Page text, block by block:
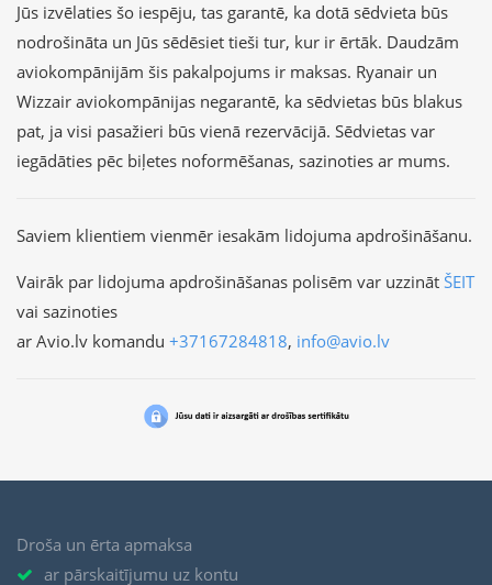
Jūs izvēlaties šo iespēju, tas garantē, ka dotā sēdvieta būs
nodrošināta un Jūs sēdēsiet tieši tur, kur ir ērtāk. Daudzām
aviokompānijām šis pakalpojums ir maksas. Ryanair un
Wizzair aviokompānijas negarantē, ka sēdvietas būs blakus
pat, ja visi pasažieri būs vienā rezervācijā. Sēdvietas var
iegādāties pēc biļetes noformēšanas, sazinoties ar mums.
Saviem klientiem vienmēr iesakām lidojuma apdrošināšanu.
Vairāk par lidojuma apdrošināšanas polisēm var uzzināt ŠEIT
vai sazinoties
ar Avio.lv komandu +37167284818, info@avio.lv
Droša un ērta apmaksa
ar pārskaitījumu uz kontu